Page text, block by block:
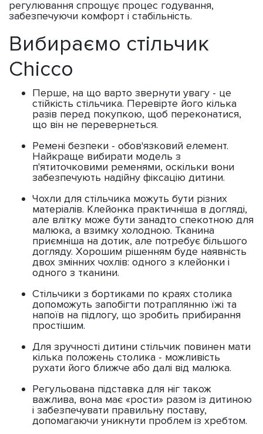
регулювання спрощує процес годування,
забезпечуючи комфорт і стабільність.
Вибираємо стільчик
Chicco
Перше, на що варто звернути увагу - це
стійкість стільчика. Перевірте його кілька
разів перед покупкою, щоб переконатися,
що він не перевернеться.
Ремені безпеки - обов'язковий елемент.
Найкраще вибирати модель з
п'ятиточковими ременями, оскільки вони
забезпечують надійну фіксацію дитини.
Чохли для стільчика можуть бути різних
матеріалів. Клейонка практичніша в догляді,
але влітку може бути занадто спекотною для
малюка, а взимку холодною. Тканина
приємніша на дотик, але потребує більшого
догляду. Хорошим рішенням буде наявність
двох змінних чохлів: одного з клейонки і
одного з тканини.
Стільчики з бортиками по краях столика
допоможуть запобігти потраплянню їжі та
напоїв на підлогу, що зробить прибирання
простішим.
Для зручності дитини стільчик повинен мати
кілька положень столика - можливість
рухати його ближче або далі від малюка.
Регульована підставка для ніг також
важлива, вона має «рости» разом із дитиною
і забезпечувати правильну поставу,
допомагаючи уникнути проблем із хребтом.